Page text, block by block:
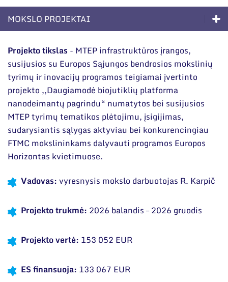
Darbuotojams
Nuorodos
Narystė nacionalinėse ir tarptautinėse
organizacijose bei asociacijose
Mokslo taryba
Mokslininkai emeritai
Leidiniai
Bendri rekvizitai
Administracija
Darbuotojų kontaktai
MOKSLO PROJEKTAI
Ilgalaikės programos
Moksliniai skyriai
Mokslinės publikacijos
Mokslo projektai
Patentai
Informacija moksleiviams ir mokytojams
Nuo moksleivio iki mokslininko
Projekto tikslas - MTEP infrastruktūros įrangos,
susijusios su Europos Sąjungos bendrosios mokslinių
tyrimų ir inovacijų programos teigiamai įvertinto
projekto ,,Daugiamodė biojutiklių platforma
nanodeimantų pagrindu“ numatytos bei susijusios
MTEP tyrimų tematikos plėtojimu, įsigijimas,
sudarysiantis sąlygas aktyviau bei konkurencingiau
FTMC mokslininkams dalyvauti programos Europos
Horizontas kvietimuose.
Vadovas:vyresnysis mokslo darbuotojas R. Karpič
Projekto trukmė: 2026 balandis – 2026 gruodis
Projekto vertė: 153 052 EUR
ES finansuoja: 133 067 EUR